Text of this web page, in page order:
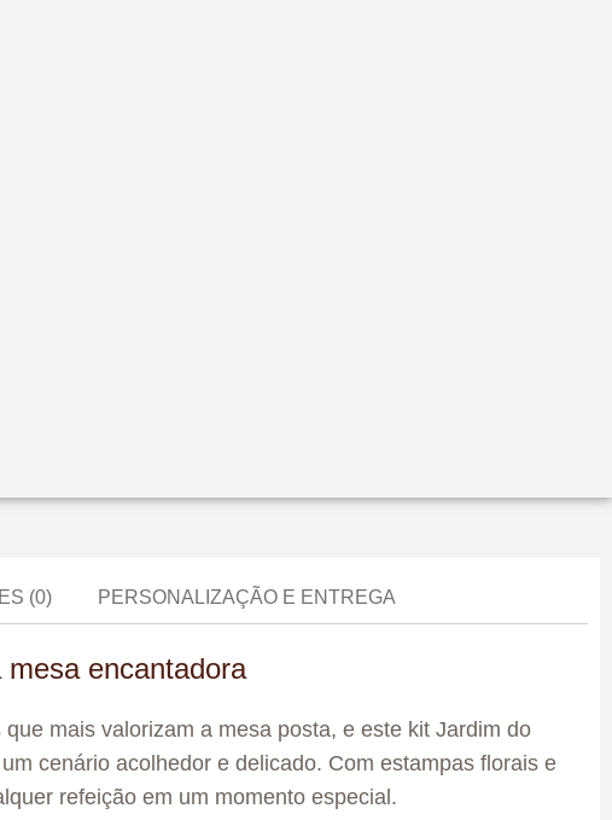
(0) PERSONALIZAÇÃO E ENTREGA
encantadora
mais valorizam a mesa posta, e este kit Jardim do
cenário acolhedor e delicado. Com estampas florais e
refeição em um momento especial.